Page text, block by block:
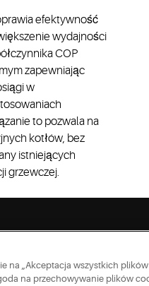
sprawia,
że
producenci
i
budynków
mogą
uzyskać
doskonałe
parametry
projektowania
chillerów,
ciepła,
precyzyjnych
efektywność
wydajności
COP
zapewniając
w
to pozwala na
kotłów, bez
istniejących
grzewczej.
na „Akceptacja wszystkich
na przechowywanie plików